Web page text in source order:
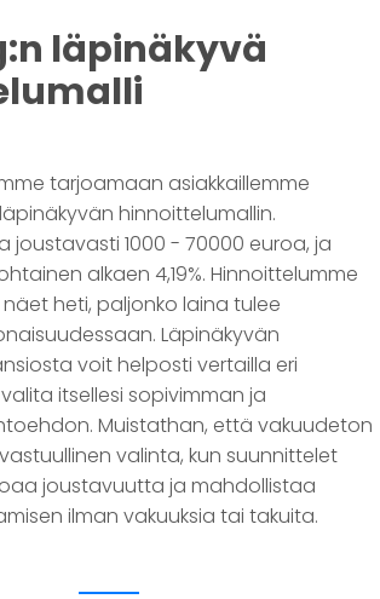
läpinäkyvä
tarjoamaan asiakkaillemme
hinnoittelumallin.
joustavasti 1000 - 70000 euroa, ja
alkaen 4,19%. Hinnoittelumme
heti, paljonko laina tulee
Läpinäkyvän
voit helposti vertailla eri
itsellesi sopivimman ja
Muistathan, että vakuudeton
valinta, kun suunnittelet
joustavuutta ja mahdollistaa
ilman vakuuksia tai takuita.